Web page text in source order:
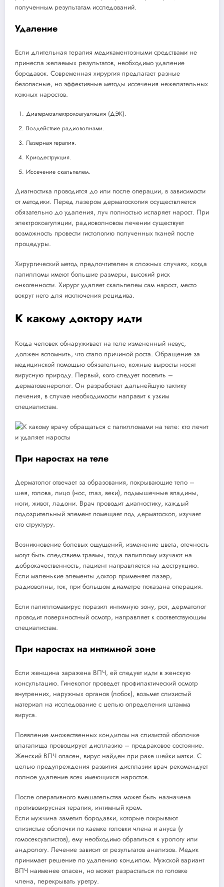
полученным результатам исследований.
Удаление
Если длительная терапия медикаментозными средствами не
принесла желаемых результатов, необходимо удаление
бородавок. Современная хирургия предлагает разные
безопасные, но эффективные методы иссечения нежелательных
кожных наростов.
Диатермоэлектрокоагуаляция (ДЭК).
Воздействие радиоволнами.
Лазерная терапия.
Криодеструкция.
Иссечение скальпелем.
Диагностика проводится до или после операции, в зависимости
от методики. Перед лазером дерматоскопия осуществляется
обязательно до удаления, луч полностью испаряет нарост. При
электрокоагуляции, радиоволновом лечении существует
возможность провести гистологию полученных тканей после
процедуры.
Хирургический метод предпочтителен в сложных случаях, когда
папилломы имеют большие размеры, высокий риск
онкогенности. Хирург удаляет скальпелем сам нарост, место
вокруг него для исключения рецидива.
К какому доктору идти
Когда человек обнаруживает на теле измененный невус,
должен вспомнить, что стало причиной роста. Обращение за
медицинской помощью обязательно, кожные выросты носят
вирусную природу. Первый, кого следует посетить –
дерматовенеролог. Он разработает дальнейшую тактику
лечения, в случае необходимости направит к узким
специалистам.
При наростах на теле
Дерматолог отвечает за образования, покрывающие тело –
шея, голова, лицо (нос, глаз, веки), подмышечные впадины,
ноги, живот, ладони. Врач проводит диагностику, каждый
подозрительный элемент помещает под дерматоскоп, изучает
его структуру.
Возникновение болевых ощущений, изменение цвета, отечность
могут быть следствием травмы, тогда папиллому изучают на
доброкачественность, пациент направляется на деструкцию.
Если маленькие элементы доктор применяет лазер,
радиоволны, ток, при большом диаметре показана операция.
Если папилломавирус поразил интимную зону, рот, дерматолог
проводит поверхностный осмотр, направляет к соответствующим
специалистам.
При наростах на интимной зоне
Если женщина заражена ВПЧ, ей следует идти в женскую
консультацию. Гинеколог проведет профилактический осмотр
внутренних, наружных органов (лобок), возьмет слизистый
материал на исследование с целью определения штамма
вируса.
Появление множественных кондилом на слизистой оболочке
влагалища провоцирует дисплазию – предраковое состояние.
Женский ВПЧ опасен, вирус найден при раке шейки матки. С
целью предупреждения развития дисплазии врач рекомендует
полное удаление всех имеющихся наростов.
После оперативного вмешательства может быть назначена
противовирусная терапия, интимный крем.
Если мужчина заметил бородавки, которые покрывают
слизистые оболочки по каемке головки члена и ануса (у
гомосексуалистов), ему необходимо обратиться к урологу или
андрологу. Лечение зависит от результатов анализов. Медик
принимает решение по удалению кондилом. Мужской вариант
ВПЧ наименее опасен, но может разрастаться по головке
члена, перекрывать уретру.